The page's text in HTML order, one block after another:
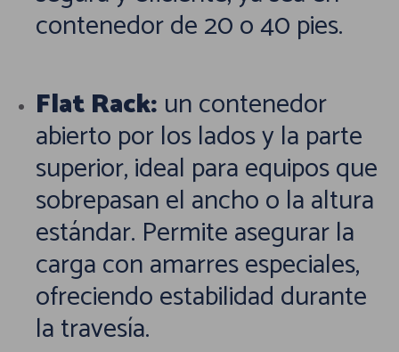
contenedor de 20 o 40 pies.
Flat Rack: un contenedor
abierto por los lados y la parte
superior, ideal para equipos que
sobrepasan el ancho o la altura
estándar. Permite asegurar la
carga con amarres especiales,
ofreciendo estabilidad durante
la travesía.